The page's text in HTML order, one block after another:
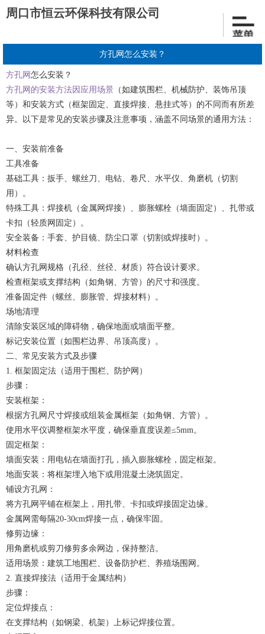
周口市恒云环保科技有限公司
方孔网怎么安装？
方孔网 怎么安装？
方孔网的安装方法因应用场景 （如建筑围栏、机械防护、装饰吊顶
等）和安装方式（框架固定、直接焊接、悬挂式等）的不同而有所差
异。以下是常见的安装步骤及注意事项，涵盖不同场景的通用方法：
一、安装前准备
工具准备
基础工具：扳手、螺丝刀、电钻、卷尺、水平仪、角磨机（切割
用）。
特殊工具：焊接机（金属网焊接）、膨胀螺栓（墙面固定）、扎带或
卡扣（轻质网固定）。
安全装备：手套、护目镜、防尘口罩（切割或焊接时）。
材料检查
确认方孔网规格（孔径、丝径、材质）符合设计要求。
检查框架或支撑结构（如角钢、方管）的尺寸和强度。
准备固定件（螺丝、膨胀管、焊接材料）。
场地清理
清除安装区域的障碍物，确保地面或墙面平整。
标记安装位置（如围栏边界、吊顶高度）。
二、常见安装方式及步骤
1. 框架固定法（适用于围栏、防护网）
步骤：
安装框架：
根据方孔网尺寸焊接或组装金属框架（如角钢、方管）。
使用水平仪调整框架水平度，确保垂直度误差≤5mm。
固定框架：
墙面安装：用电钻在墙面打孔，插入膨胀螺栓，固定框架。
地面安装：将框架埋入地下或用混凝土浇筑固定。
铺设方孔网：
将方孔网平铺在框架上，用扎带、卡扣或焊接固定边缘。
金属网需每隔20-30cm焊接一点，确保牢固。
修剪边缘：
用角磨机或剪刀修剪多余网边，保持整洁。
适用场景：建筑工地围栏、设备防护栏、养殖场围网。
2. 直接焊接法（适用于金属结构）
步骤：
定位焊接点：
在支撑结构（如钢梁、机架）上标记焊接位置。